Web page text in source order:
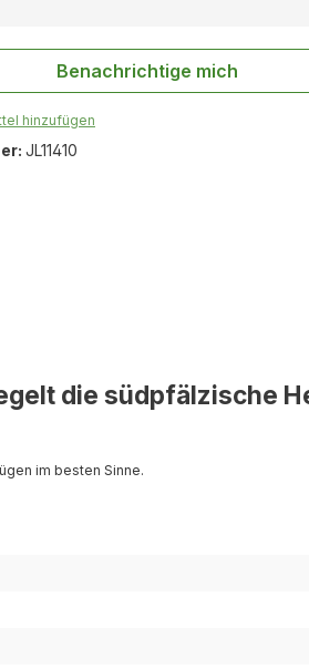
Benachrichtige mich
hinzufügen
JL11410
die südpfälzische
im besten Sinne.